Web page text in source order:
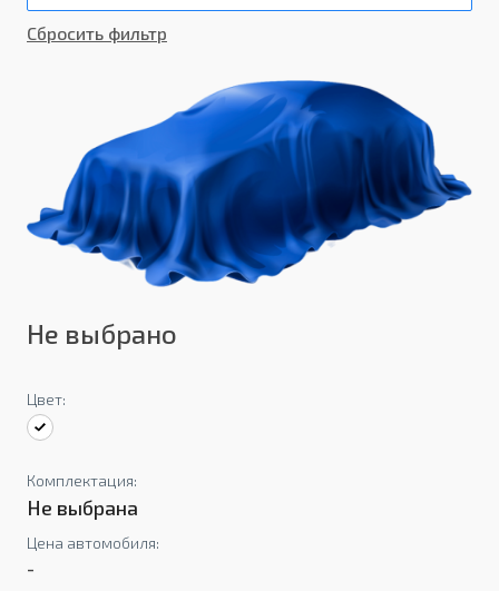
Сбросить фильтр
Не выбрано
Цвет:
Комплектация:
Не выбрана
Цена автомобиля:
-